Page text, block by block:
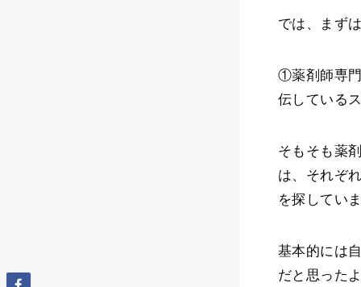
では、まず
①薬剤師専
伝している
そもそも薬
は、それぞ
を探してい
基本的には
だと思った